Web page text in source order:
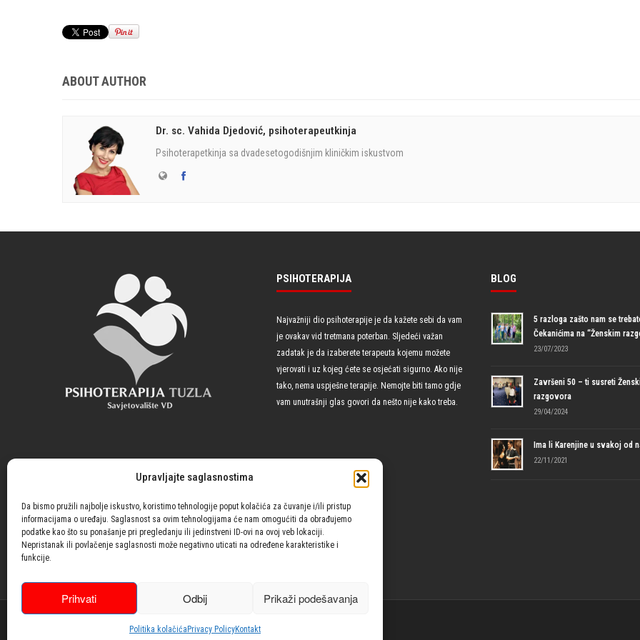
Upravljajte saglasnostima
Da bismo pružili najbolje iskustvo, koristimo tehnologije poput kolačića za čuvanje i/ili pristup
informacijama o uređaju. Saglasnost sa ovim tehnologijama će nam omogućiti da obrađujemo
podatke kao što su ponašanje pri pregledanju ili jedinstveni ID-ovi na ovoj veb lokaciji.
Nepristanak ili povlačenje saglasnosti može negativno uticati na određene karakteristike i
funkcije.
Prihvati Odbij Prikaži podešavanja
Politika kolačića Privacy PolicyKontakt
ABOUT AUTHOR
Dr. sc. Vahida Djedović, psihoterapeutkinja
Psihoterapetkinja sa dvadesetogodišnjim kliničkim iskustvom
PSIHOTERAPIJA
Najvažniji dio psihoterapije je da kažete sebi da vam
je ovakav vid tretmana poterban. Sljedeći važan
zadatak je da izaberete terapeuta kojemu možete
vjerovati i uz kojeg ćete se osjećati sigurno. Ako nije
tako, nema uspješne terapije. Nemojte biti tamo gdje
vam unutrašnji glas govori da nešto nije kako treba.
BLOG
5 razloga zašto nam se
Čekanićima na “Ženskim
23/07/2023
Završeni 50 – ti susreti
razgovora
29/04/2024
Ima li Karenjine u svakoj od
22/11/2021
© 2021| Design with ♥ by Laufer